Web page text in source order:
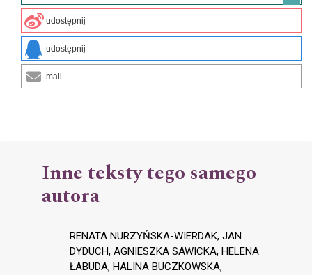
udostępnij
udostępnij
mail
Inne teksty tego samego
autora
RENATA NURZYŃSKA-WIERDAK, JAN
DYDUCH, AGNIESZKA SAWICKA, HELENA
ŁABUDA, HALINA BUCZKOWSKA,